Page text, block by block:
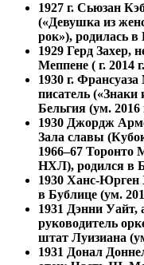
1927 г. Сьюзан
(«Девушка из
рок»), родилась в
1929 Герд Захер,
Меппене ( г. 2014
1930 г.
писатель («Знаки
Бельгия (ум. 2016
1930 Джордж
Зала славы
1966–67 Торонто
НХЛ), родился в
1930 Ханс-Юрген
в Бублице (ум.
1931 Дэнни Уайт,
руководитель
штат Луизиана
1931 Донал